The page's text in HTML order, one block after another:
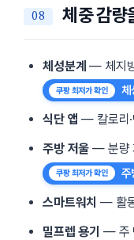
체중 감량
체성분계 — 체지
체
식단 앱 — 칼로리·
주방 저울 — 분량
주
스마트워치 — 활
밀프렙 용기 — 주